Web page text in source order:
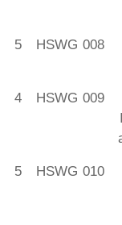
HSWG 008
5
HSWG 009
4
HSWG 010
5